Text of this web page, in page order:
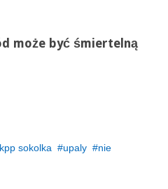
może być śmiertelną
sokolka upaly
nie